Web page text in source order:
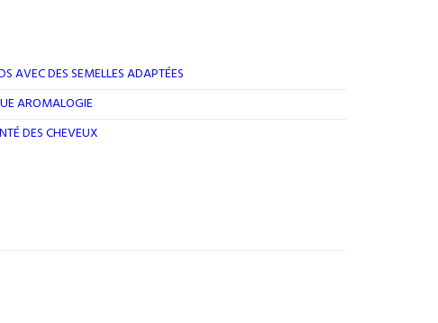
AVEC DES SEMELLES ADAPTÉES
AROMALOGIE
DES CHEVEUX